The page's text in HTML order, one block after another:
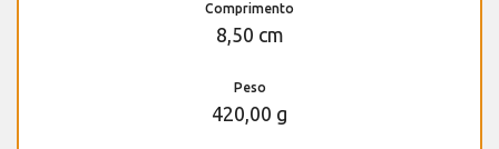
Comprimento
8,50 cm
Peso
420,00 g